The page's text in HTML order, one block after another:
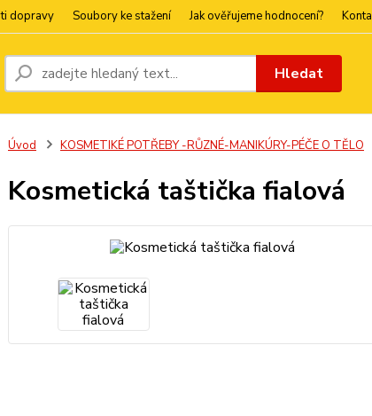
dopravy Soubory ke stažení Jak ověřujeme hodnocení?
Hledat
Úvod KOSMETIKÉ POTŘEBY -RŮZNÉ-MANIKÚRY-PÉČE O TĚLO
Kosmetická taštička fialová